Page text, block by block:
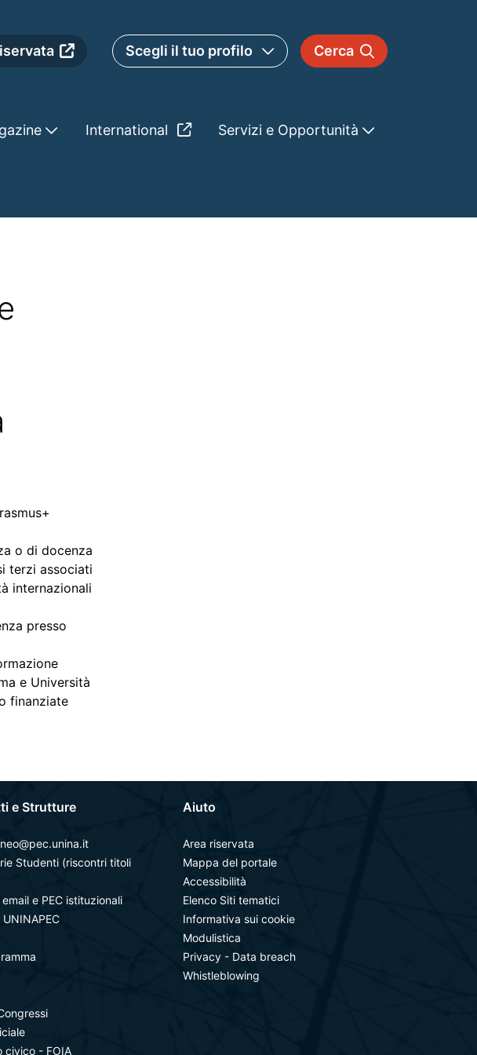
Cerca
Scegli il tuo profilo
International Servizi e Opportunità
o di docenza
terzi associati
internazionali
presso
e Università
finanziate
e Strutture
Studenti (riscontri titoli
e PEC istituzionali
civico - FOIA
Aiuto
Area riservata
Mappa del portale
Accessibilità
Elenco Siti tematici
Informativa sui cookie
Modulistica
Privacy - Data breach
Whistleblowing